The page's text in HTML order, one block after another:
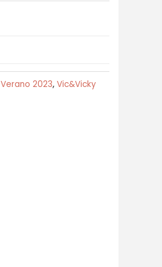
Verano 2023, Vic&Vicky